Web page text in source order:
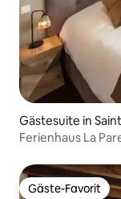
Gästesuite in
Ferienhaus La
Gäste-Favorit
Gäste-Favorit